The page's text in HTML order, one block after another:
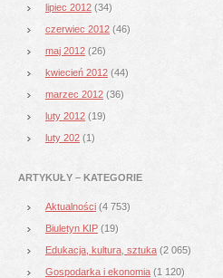
lipiec 2012 (34)
czerwiec 2012 (46)
maj 2012 (26)
kwiecień 2012 (44)
marzec 2012 (36)
luty 2012 (19)
luty 202 (1)
ARTYKUŁY – KATEGORIE
Aktualności (4 753)
Biuletyn KIP (19)
Edukacja, kultura, sztuka (2 065)
Gospodarka i ekonomia (1 120)